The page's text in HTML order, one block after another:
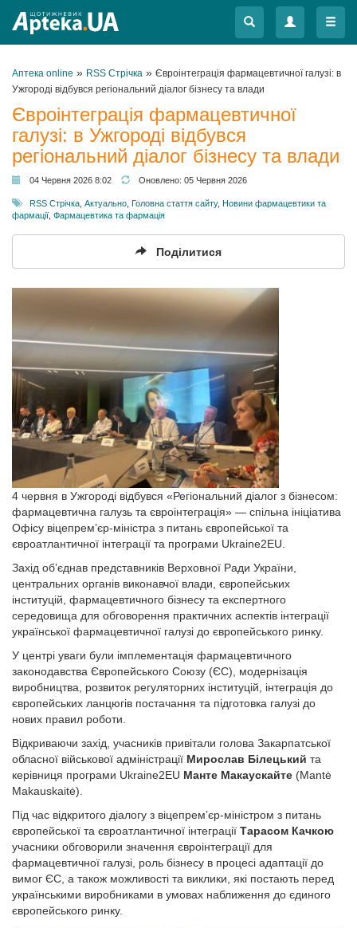
Меню
Меню
Аптека online » RSS Стрічка » Євроінтеграція фармацевтичної галузі: в
Ужгороді відбувся регіональний діалог бізнесу та влади
Євроінтеграція фармацевтичної
галузі: в Ужгороді відбувся
регіональний діалог бізнесу та влади
04 Червня 2026 8:02 Оновлено: 05 Червня 2026
RSS Стрічка Актуально Головна стаття сайту, Новини фармацевтики та
фармації Фармацевтика та фармація
Поділитися
4 червня в Ужгороді відбувся «Регіональний діалог з бізнесом:
фармацевтична галузь та євроінтеграція» — спільна ініціатива
Офісу віцепрем’єр-міністра з питань європейської та
євроатлантичної інтеграції та програми Ukraine2EU.
Захід об’єднав представників Верховної Ради України,
центральних органів виконавчої влади, європейських
інституцій, фармацевтичного бізнесу та експертного
середовища для обговорення практичних аспектів інтеграції
української фармацевтичної галузі до європейського ринку.
У центрі уваги були імплементація фармацевтичного
законодавства Європейського Союзу (ЄС), модернізація
виробництва, розвиток регуляторних інституцій, інтеграція до
європейських ланцюгів постачання та підготовка галузі до
нових правил роботи.
Відкриваючи захід, учасників привітали голова Закарпатської
обласної військової адміністрації Мирослав Білецький та
керівниця програми Ukraine2EU Манте Макаускайте (Mantė
Makauskaitė).
Під час відкритого діалогу з віцепрем’єр-міністром з питань
європейської та євроатлантичної інтеграції Тарасом Качкою
учасники обговорили значення євроінтеграції для
фармацевтичної галузі, роль бізнесу в процесі адаптації до
вимог ЄС, а також можливості та виклики, які постають перед
українськими виробниками в умовах наближення до єдиного
європейського ринку.